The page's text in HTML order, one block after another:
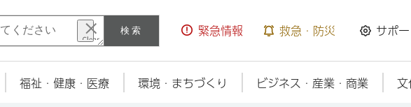
検索 緊急情報 救急・防災 サポー
福祉・健康・医療 環境・まちづくり ビジネス・産業・商業 文